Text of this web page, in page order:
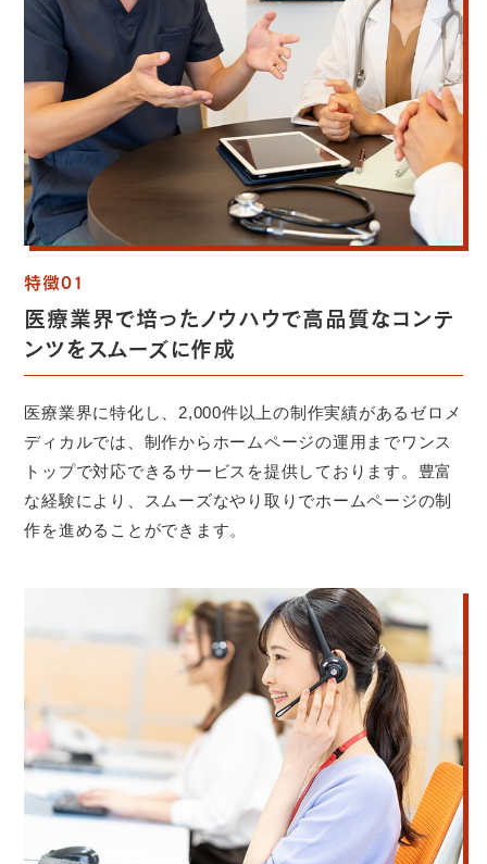
特徴01
医療業界で培ったノウハウで高品質なコンテ
ンツをスムーズに作成
医療業界に特化し、2,000件以上の制作実績があるゼロメ
ディカルでは、制作からホームページの運用までワンス
トップで対応できるサービスを提供しております。豊富
な経験により、スムーズなやり取りでホームページの制
作を進めることができます。